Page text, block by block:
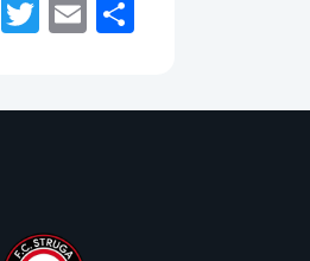
Facebook
Twitter
Email